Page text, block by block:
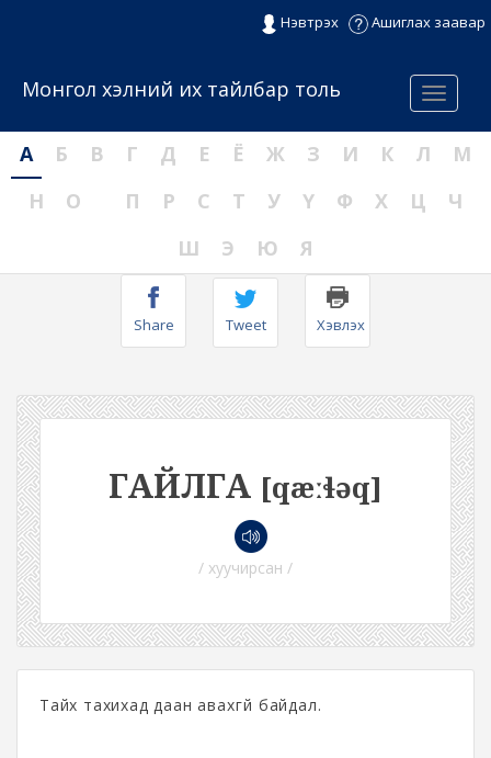
Нэвтрэх Ашиглах заавар
Menu
Монгол хэлний их тайлбар толь
А Б В Г Д Е Ё Ж З И К Л
М
Н
О П Р С Т У Ү Ф Х Ц
Ч
Ш
Э Ю Я
Share Tweet Хэвлэх
ГАЙЛГА [qæːɬəq]
/ хуучирсан /
Тайх тахихад даан авахгүй байдал.